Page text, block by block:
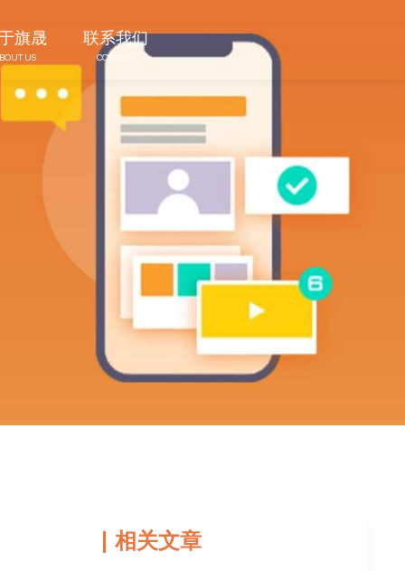
旗晟
US
联系我们
CONTACT
相关文章